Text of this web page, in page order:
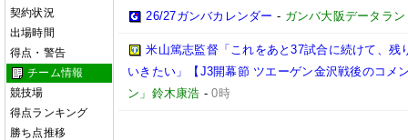
契約状況
出場時間
得点・警告
チーム情報
競技場
得点ランキング
勝ち点推移
26/27ガンバカレンダー - ガンバ大阪データラ
米山篤志監督「これをあと37試合に続けて、
いきたい」【J3開幕節 ツエーゲン金沢戦後のコメ
ン」鈴木康浩 -0時